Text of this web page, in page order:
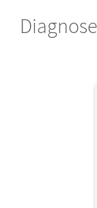
Herausgeber/-in
Rademacher,